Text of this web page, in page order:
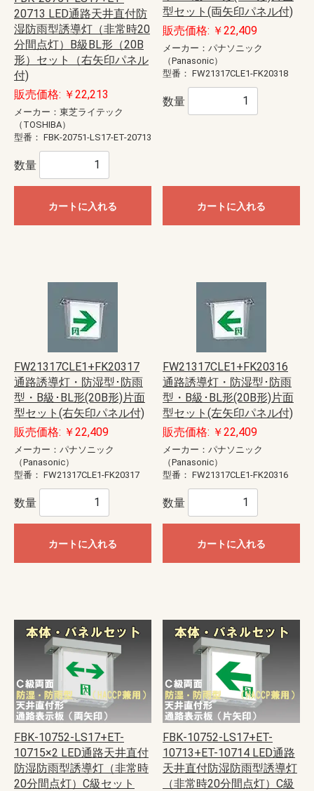
20713 LED通路天井直付防
湿防雨型誘導灯（非常時20
分間点灯）B級BL形（20B
形）セット（右矢印パネル
付)
販売価格: ￥22,213
メーカー：東芝ライテック
（TOSHIBA）
型番： FBK-20751-LS17-ET-20713
数量
カートに入れる
型セット(両矢印パネル付)
販売価格: ￥22,409
メーカー：パナソニック
（Panasonic）
型番： FW21317CLE1-FK20318
数量
カートに入れる
FW21317CLE1+FK20317
通路誘導灯・防湿型･防雨
型・B級･BL形(20B形)片面
型セット(右矢印パネル付)
販売価格: ￥22,409
メーカー：パナソニック
（Panasonic）
型番： FW21317CLE1-FK20317
数量
カートに入れる
FW21317CLE1+FK20316
通路誘導灯・防湿型･防雨
型・B級･BL形(20B形)片面
型セット(左矢印パネル付)
販売価格: ￥22,409
メーカー：パナソニック
（Panasonic）
型番： FW21317CLE1-FK20316
数量
カートに入れる
FBK-10752-LS17+ET-
10715×2 LED通路天井直付
防湿防雨型誘導灯（非常時
20分間点灯）C級セット
FBK-10752-LS17+ET-
10713+ET-10714 LED通路
天井直付防湿防雨型誘導灯
（非常時20分間点灯）C級